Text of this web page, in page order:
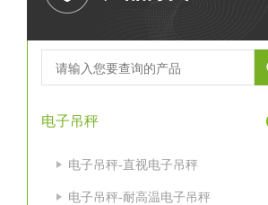
电子吊秤
电子吊秤-直视电子吊秤
电子吊秤-耐高温电子吊秤